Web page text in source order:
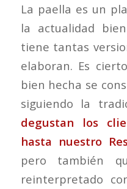
La paella es un
la actualidad
tiene tantas
elaboran. Es
bien hecha se
siguiendo la
degustan los
hasta nuestro
pero también
reinterpretado